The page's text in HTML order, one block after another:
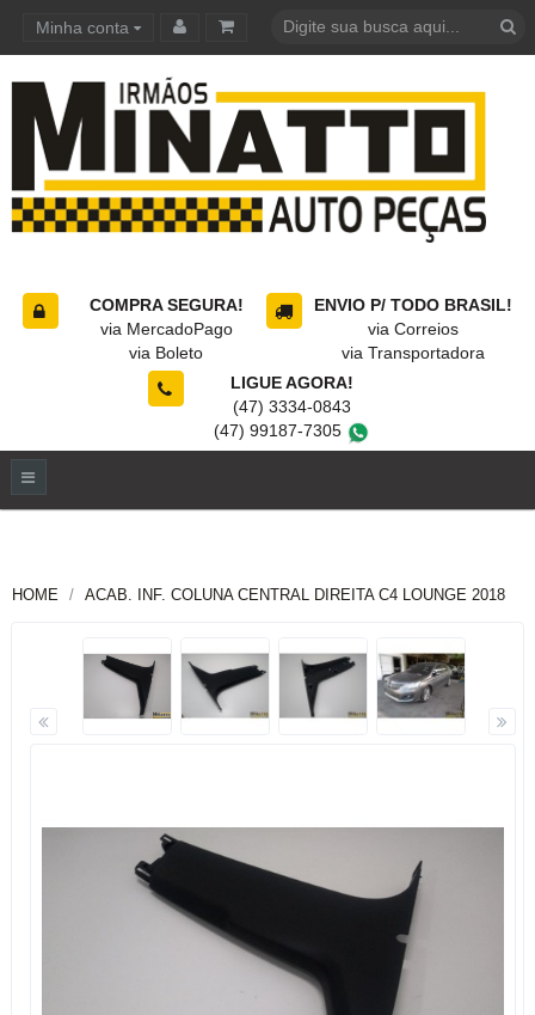
Minha conta
COMPRA SEGURA!
via MercadoPago
via Boleto
ENVIO P/ TODO BRASIL!
via Correios
via Transportadora
LIGUE AGORA!
(47) 3334-0843
(47) 99187-7305
HOME ACAB. INF. COLUNA CENTRAL DIREITA C4 LOUNGE 2018